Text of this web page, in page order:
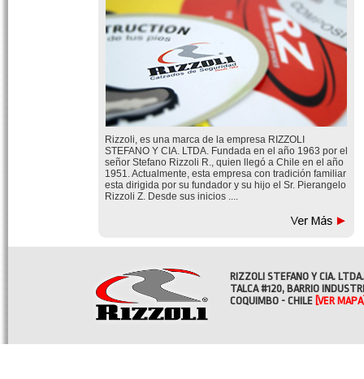
Rizzoli, es una marca de la empresa RIZZOLI
STEFANO Y CIA. LTDA. Fundada en el año 1963 por el
señor Stefano Rizzoli R., quien llegó a Chile en el año
1951. Actualmente, esta empresa con tradición familiar
esta dirigida por su fundador y su hijo el Sr. Pierangelo
Rizzoli Z. Desde sus inicios ....
RIZZOLI STEFANO Y CIA. LTDA.
TALCA #120, BARRIO
COQUIMBO - CHILE [VER